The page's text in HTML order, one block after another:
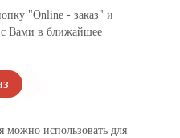
"Online - заказ" и
Вами в ближайшее
можно использовать для